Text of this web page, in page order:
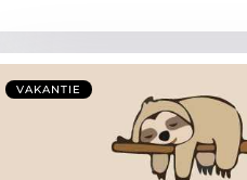
VAKANTIE